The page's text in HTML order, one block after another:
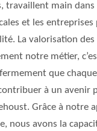
travaillent main dans
et les entreprises
La valorisation
notre métier,
que
à un avenir
Grâce à notre
nous avons la